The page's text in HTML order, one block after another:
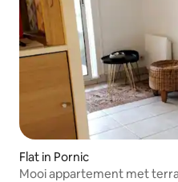
Flat in Pornic
Mooi appartement met